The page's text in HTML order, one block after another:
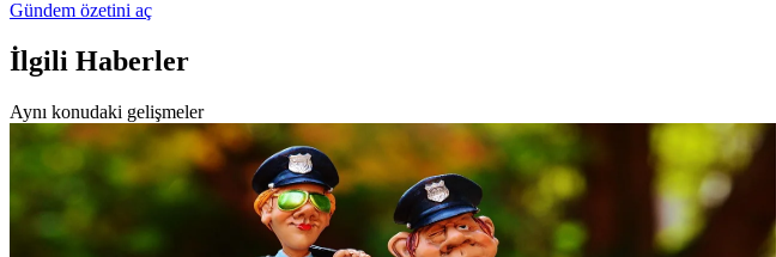
Gündem özetini aç
İlgili Haberler
Aynı konudaki gelişmeler